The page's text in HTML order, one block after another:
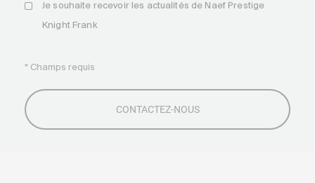
Je souhaite recevoir les actualités de Naef Prestige
Knight Frank
* Champs requis